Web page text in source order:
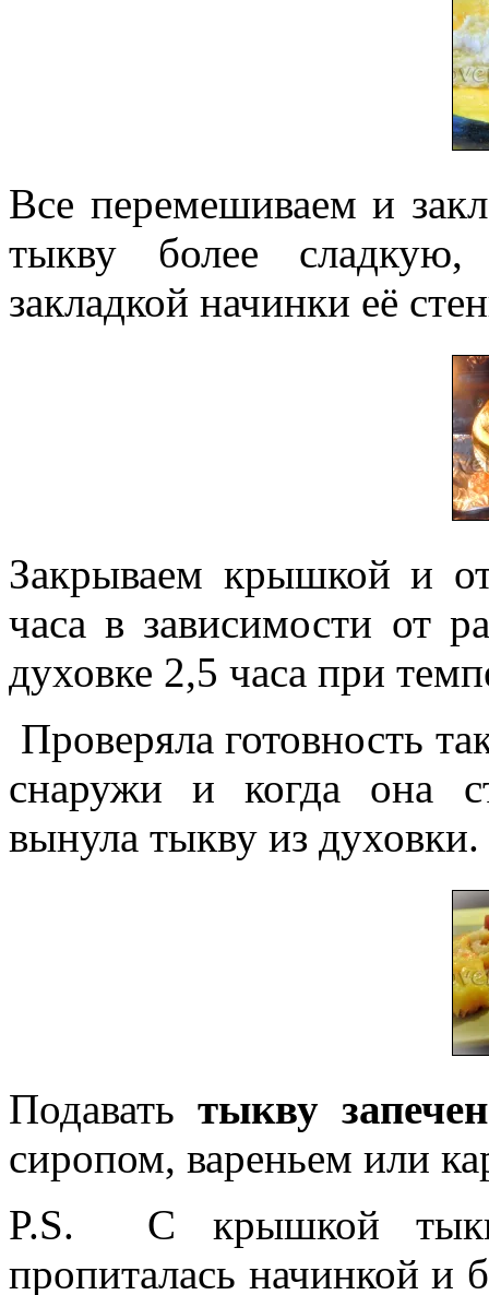
Все перемешиваем и
тыкву более
закладкой начинки её
Закрываем крышкой и
часа в зависимости от
духовке 2,5 часа при
Проверяла готовность
снаружи и когда она
вынула тыкву из духовки.
Подаватьтыкву
сиропом, вареньем или
P.S. С крышкой
пропиталась начинкой и